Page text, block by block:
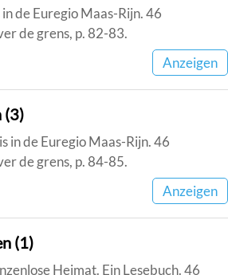
de Euregio Maas-Rijn. 46
de grens, p. 82-83.
Anzeigen
(3)
in de Euregio Maas-Rijn. 46
de grens, p. 84-85.
Anzeigen
(1)
Heimat. Ein Lesebuch. 46